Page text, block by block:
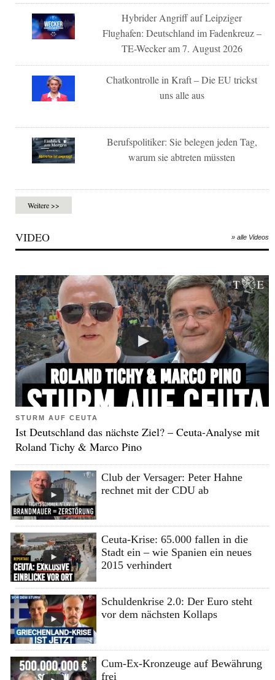
Hybrider Angriff auf Leipziger
Flughafen: Deutschland im Fadenkreuz –
TE-Wecker am 7. August 2026
Chatkontrolle in Kraft – Die EU trickst
uns alle aus
Berufspolitiker: Sie belegen jeden Tag,
warum sie abtreten müssten
Weitere >>
VIDEO » alle Videos
STURM AUF CEUTA
Ist Deutschland das nächste Ziel? – Ceuta-Analyse mit
Roland Tichy & Marco Pino
Club der Versager: Peter Hahne
rechnet mit der CDU ab
Ceuta-Krise: 65.000 fallen in die
Stadt ein – wie Spanien ein neues
2015 verhindert
Schuldenkrise 2.0: Der Euro steht
vor dem nächsten Kollaps
Cum-Ex-Kronzeuge auf Bewährung
frei